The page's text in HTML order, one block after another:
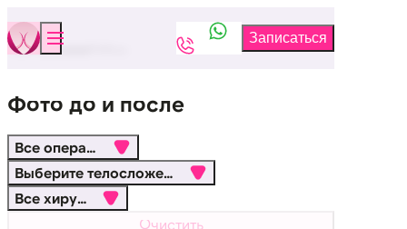
Бюстклиника
Фото до и после
Все операции
Выберите телосложение
Все хирурги
Очистить